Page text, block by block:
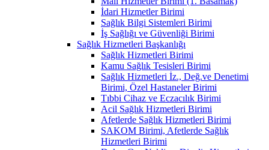
İdari Hizmetler Birimi
Sağlık Bilgi Sistemleri Birimi
İş Sağlığı ve Güvenliği Birimi
Sağlık Hizmetleri Başkanlığı
Sağlık Hizmetleri Birimi
Kamu Sağlık Tesisleri Birimi
Sağlık Hizmetleri İz., Değ.ve Denetimi
Birimi, Özel Hastaneler Birimi
Tıbbi Cihaz ve Eczacılık Birimi
Acil Sağlık Hizmetleri Birimi
Afetlerde Sağlık Hizmetleri Birimi
SAKOM Birimi, Afetlerde Sağlık
Hizmetleri Birimi